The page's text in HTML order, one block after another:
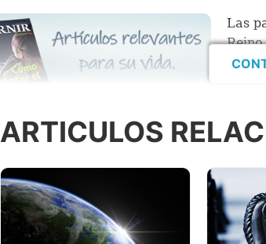
Las
que
mundo cristiano. Algunos
ARTICULOS